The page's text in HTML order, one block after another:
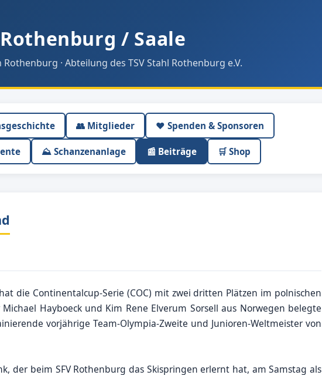
Rothenburg / Saale
· Abteilung des TSV Stahl Rothenburg e.V.
👥 Mitglieder ❤️ Spenden & Sponsoren
⛰ Schanzenanlage 📰 Beiträge 🛒 Shop
die Continentalcup-Serie (COC) mit zwei dritten Plätzen im polnischen
Hayboeck und Kim Rene Elverum Sorsell aus Norwegen belegte
vorjährige Team-Olympia-Zweite und Junioren-Weltmeister von
der beim SFV Rothenburg das Skispringen erlernt hat, am Samstag als